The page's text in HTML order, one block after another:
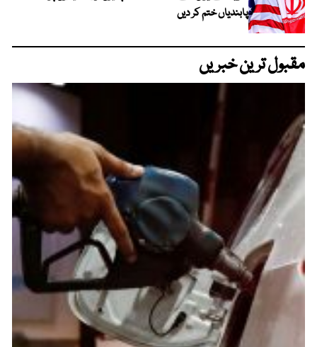
پابندیاں ختم کر دیں
مقبول ترین خبریں